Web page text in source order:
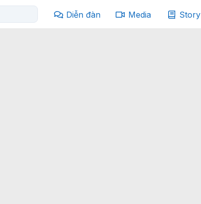
Diễn đàn Media Story